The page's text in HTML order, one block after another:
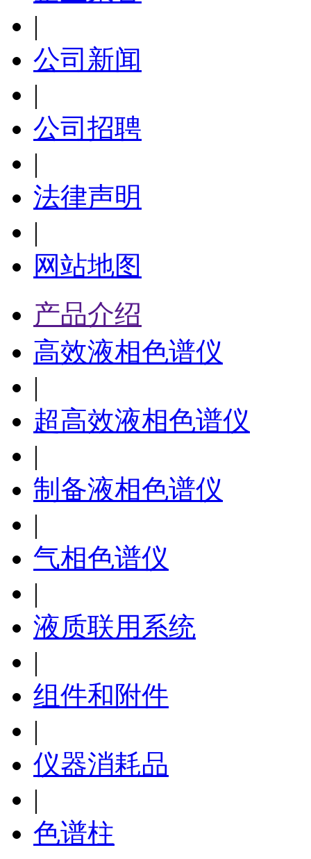
|
公司新闻
|
公司招聘
|
法律声明
|
网站地图
产品介绍
高效液相色谱仪
|
超高效液相色谱仪
|
制备液相色谱仪
|
气相色谱仪
|
液质联用系统
|
组件和附件
|
仪器消耗品
|
色谱柱